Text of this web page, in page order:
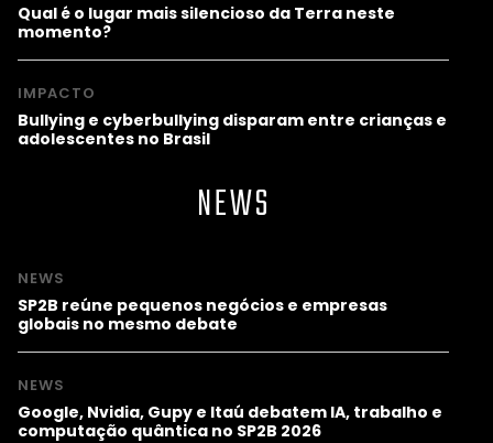
Qual é o lugar mais silencioso da Terra neste
momento?
IMPACTO
Bullying e cyberbullying disparam entre crianças e
adolescentes no Brasil
NEWS
NEWS
SP2B reúne pequenos negócios e empresas
globais no mesmo debate
NEWS
Google, Nvidia, Gupy e Itaú debatem IA, trabalho e
computação quântica no SP2B 2026